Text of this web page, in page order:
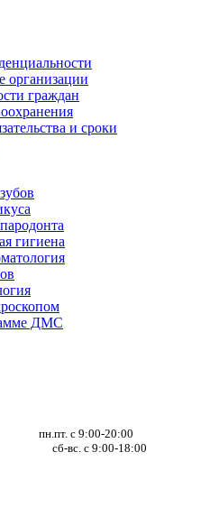
граждан
и сроки
гигиена
ДМС
пн.пт. с 9:00-20:00
сб-вс. с 9:00-18:00